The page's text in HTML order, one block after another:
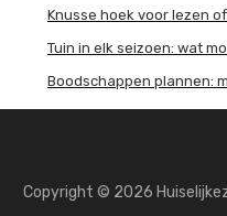
Knusse hoek voor lezen
Tuin in elk seizoen: wat
Boodschappen plannen:
Copyright © 2026